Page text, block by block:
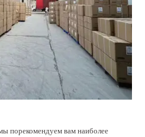
порекомендуем вам наиболее